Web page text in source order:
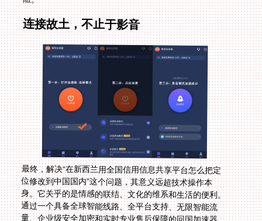
连接故土，不止于影音
最终，解决“在新西兰用全国信用信息共享平台怎么把定
位修改到中国国内”这个问题，其意义远超技术操作本
身。它关乎的是情感的联结、文化的维系和生活的便利。
通过一个具备全球智能线路、全平台支持、无限智能流
量、企业级安全加密和实时专业售后保障的回国加速器，
你解锁的不仅仅是爱奇艺上的独播剧，或是那款只有国服
才有的游戏。你重新获得了与家乡同步呼吸的能力，及时
获取资讯，便捷使用服务，在熟悉的语言和文化氛围中缓